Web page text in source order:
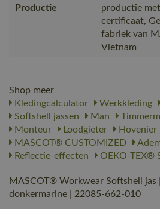
Productie
productie
certificaat,
fabriek van
Vietnam
Shop meer
Kledingcalculator
Werkkleding
Softshell jassen
Man
Monteur
Loodgieter Hovenier
MASCOT® CUSTOMIZED
Reflectie-effecten
OEKO-TEX®
MASCOT® Workwear Softshell jas
donkermarine | 22085-662-010